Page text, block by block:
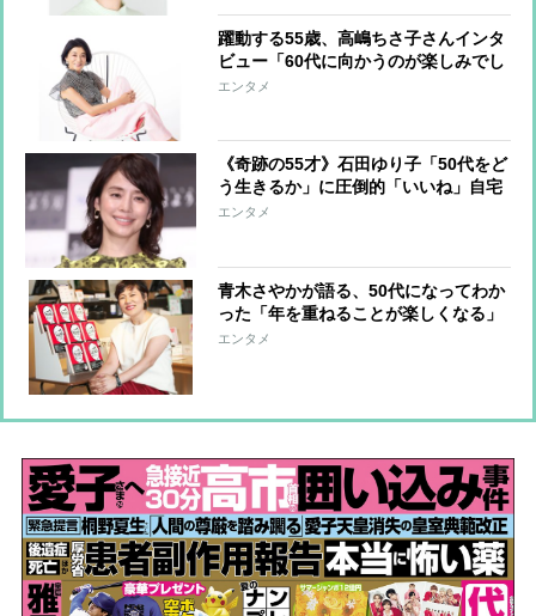
い関係」
躍動する55歳、高嶋ちさ子さんインタ
ビュー「60代に向かうのが楽しみでし
かない」
エンタメ
《奇跡の55才》石田ゆり子「50代をど
う生きるか」に圧倒的「いいね」自宅
で何を語ったのか
エンタメ
青木さやかが語る、50代になってわか
った「年を重ねることが楽しくなる」
の意味
エンタメ